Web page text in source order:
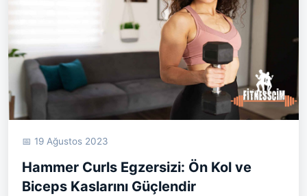
📅 19 Ağustos 2023
Hammer Curls Egzersizi: Ön Kol ve
Biceps Kaslarını Güçlendir